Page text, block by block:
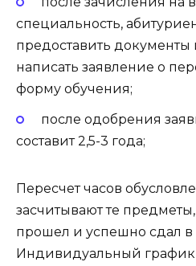
специальность,
предоставить документы
написать заявление о
форму обучения;
после одобрения
составит 2,5-3 года;
Пересчет часов
засчитывают те
прошел и успешно сдал в
Индивидуальный график